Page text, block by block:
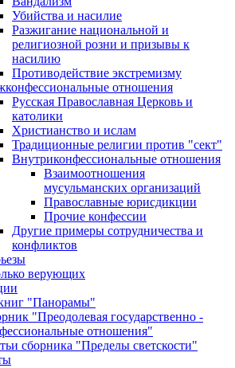
Убийства и насилие
Разжигание национальной и
религиозной розни и призывы к
насилию
Противодействие экстремизму
отношения
Русская Православная Церковь и
католики
Христианство и ислам
Традиционные религии против "сект"
Внутриконфессиональные отношения
Взаимоотношения
мусульманских организаций
Православные юрисдикции
Прочие конфессии
Другие примеры сотрудничества и
конфликтов
верующих
"Панорамы"
"Преодолевая государственно -
отношения"
сборника "Пределы светскости"